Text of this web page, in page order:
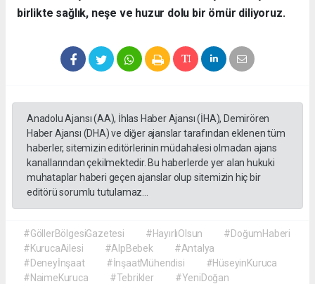
birlikte sağlık, neşe ve huzur dolu bir ömür diliyoruz.
Anadolu Ajansı (AA), İhlas Haber Ajansı (İHA), Demirören
Haber Ajansı (DHA) ve diğer ajanslar tarafından eklenen tüm
haberler, sitemizin editörlerinin müdahalesi olmadan ajans
kanallarından çekilmektedir. Bu haberlerde yer alan hukuki
muhataplar haberi geçen ajanslar olup sitemizin hiç bir
editörü sorumlu tutulamaz...
#GöllerBölgesiGazetesi #HayırlıOlsun
#DoğumHaberi
#KurucaAilesi
#AlpBebek
#Antalya
#Deneyİnşaat
#İnşaatMühendisi
#HüseyinKuruca
#NaimeKuruca
#Tebrikler #YeniDoğan